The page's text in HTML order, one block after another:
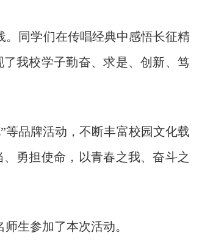
同学们在传唱经典中感悟长征精
我校学子勤奋、求是、创新、笃
品牌活动，不断丰富校园文化载
勇担使命，以青春之我、奋斗之
生参加了本次活动。